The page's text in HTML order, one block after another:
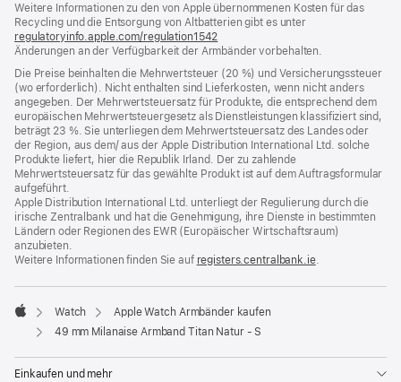
neues
Fenster)
Weitere Informationen zu den von Apple übernommenen Kosten für das
Recycling und die Entsorgung von Altbatterien gibt es unter
regulatoryinfo.apple.com/regulation1542
ein
neues
Fenster)
Änderungen an der Verfügbarkeit der Armbänder vorbehalten.
Die Preise beinhalten die Mehrwertsteuer (20 %) und Versicherungssteuer
(wo erforderlich). Nicht enthalten sind Lieferkosten, wenn nicht anders
angegeben. Der Mehrwertsteuersatz für Produkte, die entsprechend dem
europäischen Mehrwertsteuergesetz als Dienstleistungen klassifiziert sind,
beträgt 23 %. Sie unterliegen dem Mehrwertsteuersatz des Landes oder
der Region, aus dem/ aus der Apple Distribution International Ltd. solche
Produkte liefert, hier die Republik Irland. Der zu zahlende
Mehrwertsteuersatz für das gewählte Produkt ist auf dem Auftragsformular
aufgeführt.
Apple Distribution International Ltd. unterliegt der Regulierung durch die
irische Zentralbank und hat die Genehmigung, ihre Dienste in bestimmten
Ländern oder Regionen des EWR (Europäischer Wirtschaftsraum)
anzubieten.
Weitere Informationen finden Sie auf registers.centralbank.ie(Öffnet
neues
.
Apple
Watch
Apple Watch Armbänder kaufen
49 mm Milanaise Armband Titan Natur ‑ S
Einkaufen und mehr